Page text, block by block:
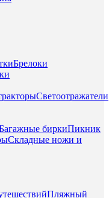
Брелоки
Светоотражатели
биркиПикник
Складные ножи и
Пляжный